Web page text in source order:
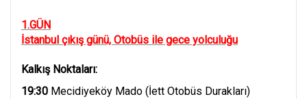
1.GÜN
İstanbul çıkış günü, Otobüs ile gece yolculuğu
Kalkış Noktaları:
19:30 Mecidiyeköy Mado (İett Otobüs Durakları)